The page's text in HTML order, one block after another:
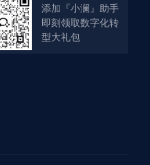
添加『小澜』助手
即刻领取数字化转
型大礼包